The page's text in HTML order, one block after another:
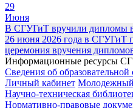
29
Июня
В СГУГиТ вручили дипломы
26 июня 2026 года в СГУГиТ
церемония вручения
Информационные ресурсы
Сведения об образовательной
Личный кабинет
Научно-техническая
Нормативно-правовые